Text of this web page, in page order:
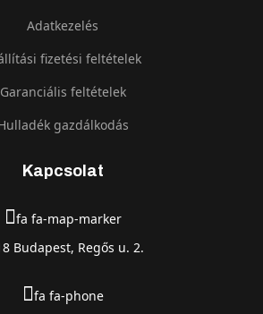
Adatkezelés
fizetési feltételek
Garanciális feltételek
gazdálkodás
Kapcsolat
fa fa-map-marker
Budapest, Regős u. 2.
fa fa-phone